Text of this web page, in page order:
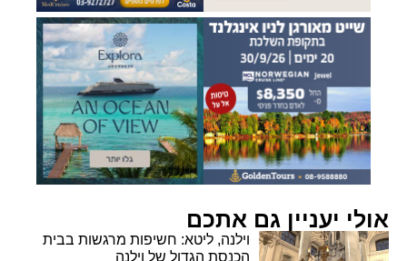
אולי יעניין גם אתכם
וילנה, ליטא: חשיפות מרגשות בבית
הכנסת הגדול של וילנה